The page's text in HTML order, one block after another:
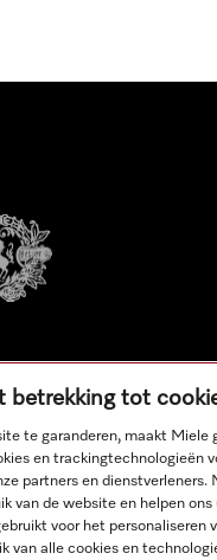
betrekking tot
te garanderen, maakt
en trackingtechnologieën
partners en
van de website en helpen
voor het
van alle cookies en